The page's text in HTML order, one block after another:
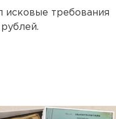
исковые требования